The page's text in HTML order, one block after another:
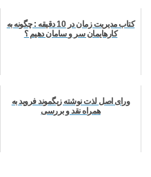
کتاب مدیریت زمان در 10 دقیقه : چگونه به
کارهایمان سر و سامان دهیم ؟
ورای اصل لذت نوشته زیگموند فروید به
همراه نقد و بررسی